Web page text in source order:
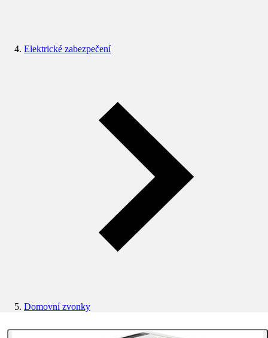
Elektrické zabezpečení
Domovní zvonky